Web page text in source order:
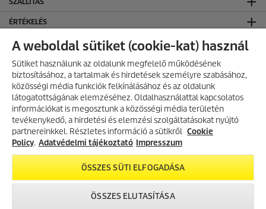
AKCIÓS TERMÉKEK
Fedezd fel folyamatosan frissülő
akciós kínálatunkat, és találd meg
a legjobb ajánlatokat.
AKCIÓK MEGTEKINTÉSE
ÉRTÉKELÉS
KÄRCHER KÖZÖSSÉGI OLDALAK
CO₂-SEMLEGES WEBOLDAL
KAPCSOLAT
KAPCSOLAT
ÁLTALÁNOS INFORMÁCIÓK
ÁSZF ÉS ADATVÉDELEM
A weboldal sütiket (cookie-kat) használ
Sütiket használunk az oldalunk megfelelő működésének
biztosításához, a tartalmak és hirdetések személyre szabásához,
közösségi média funkciók felkínálásához és az oldalunk
látogatottságának elemzéséhez. Oldalhasználattal kapcsolatos
információkat is megosztunk a közösségi média területén
tevékenykedő, a hirdetési és elemzési szolgáltatásokat nyújtó
partnereinkkel. Részletes információ a sütikről Cookie
Policy. Adatvédelmi tájékoztató Impresszum
ÖSSZES SÜTI ELFOGADÁSA
ÖSSZES ELUTASÍTÁSA